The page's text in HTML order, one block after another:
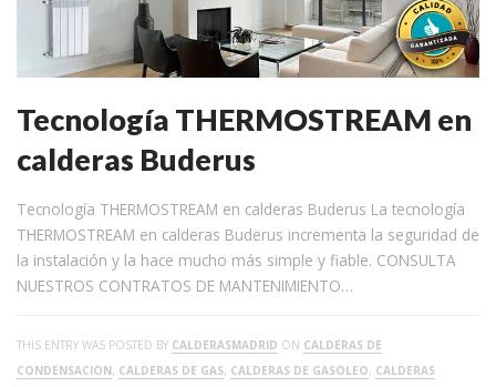
Tecnología THERMOSTREAM en
calderas Buderus
Tecnología THERMOSTREAM en calderas Buderus La tecnología
THERMOSTREAM en calderas Buderus incrementa la seguridad de
la instalación y la hace mucho más simple y fiable. CONSULTA
NUESTROS CONTRATOS DE MANTENIMIENTO…
THIS ENTRY WAS POSTED BY CALDERASMADRID ON CALDERAS DE
CONDENSACION, CALDERAS DE GAS, CALDERAS DE GASOLEO, CALDERAS